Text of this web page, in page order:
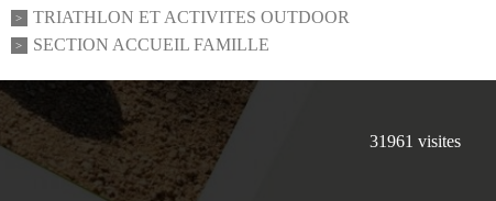
TRIATHLON ET ACTIVITES OUTDOOR
SECTION ACCUEIL FAMILLE
31961 visites